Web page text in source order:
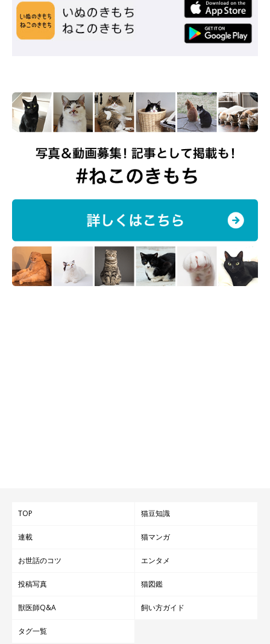
TOP 猫豆知識
連載 猫マンガ
お世話のコツ エンタメ
投稿写真 猫図鑑
獣医師Q&A 飼い方ガイド
タグ一覧